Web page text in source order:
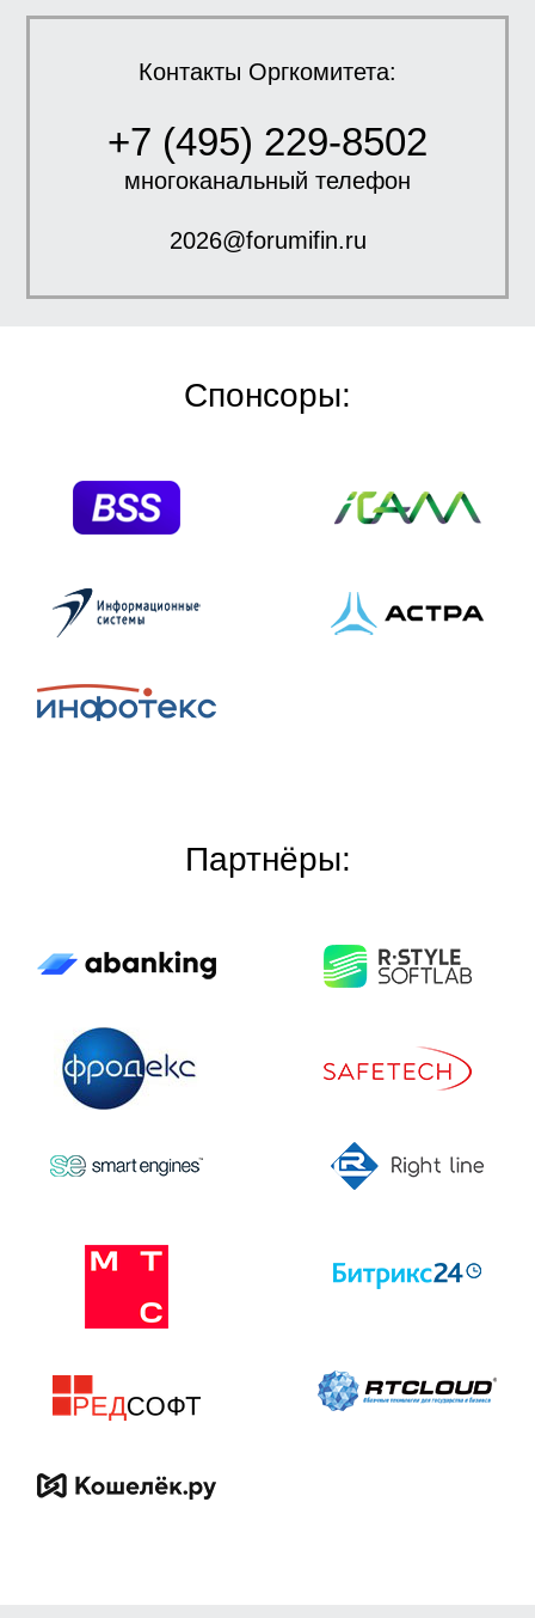
Контакты Оргкомитета:
+7 (495) 229-8502
многоканальный телефон
2026@forumifin.ru
Спонсоры:
Партнёры: